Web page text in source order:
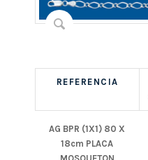
REFERENCIA
AG BPR (1X1) 80 X
18cm PLACA